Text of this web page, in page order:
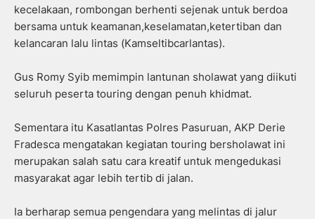
kecelakaan, rombongan berhenti sejenak untuk berdoa
bersama untuk keamanan,keselamatan,ketertiban dan
kelancaran lalu lintas (Kamseltibcarlantas).
Gus Romy Syib memimpin lantunan sholawat yang diikuti
seluruh peserta touring dengan penuh khidmat.
Sementara itu Kasatlantas Polres Pasuruan, AKP Derie
Fradesca mengatakan kegiatan touring bersholawat ini
merupakan salah satu cara kreatif untuk mengedukasi
masyarakat agar lebih tertib di jalan.
Ia berharap semua pengendara yang melintas di jalur